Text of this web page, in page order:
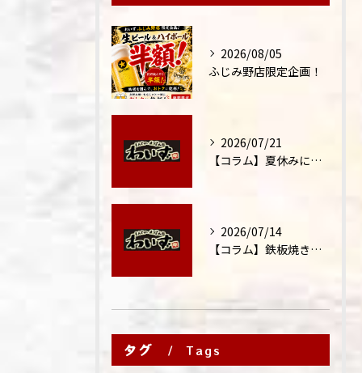
2026/08/05
ふじみ野店限定企画！
2026/07/21
【コラム】夏休みに家族外食が増える理由
2026/07/14
【コラム】鉄板焼きが"コミュニケーション飯"と呼ばれる理由
タグ Tags